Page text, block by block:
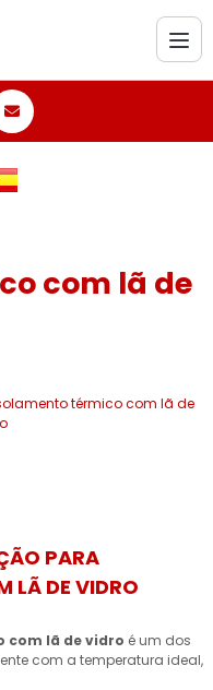
com lã de
PARA
LÃ DE VIDRO
com lã de vidro é um dos
com a temperatura ideal,